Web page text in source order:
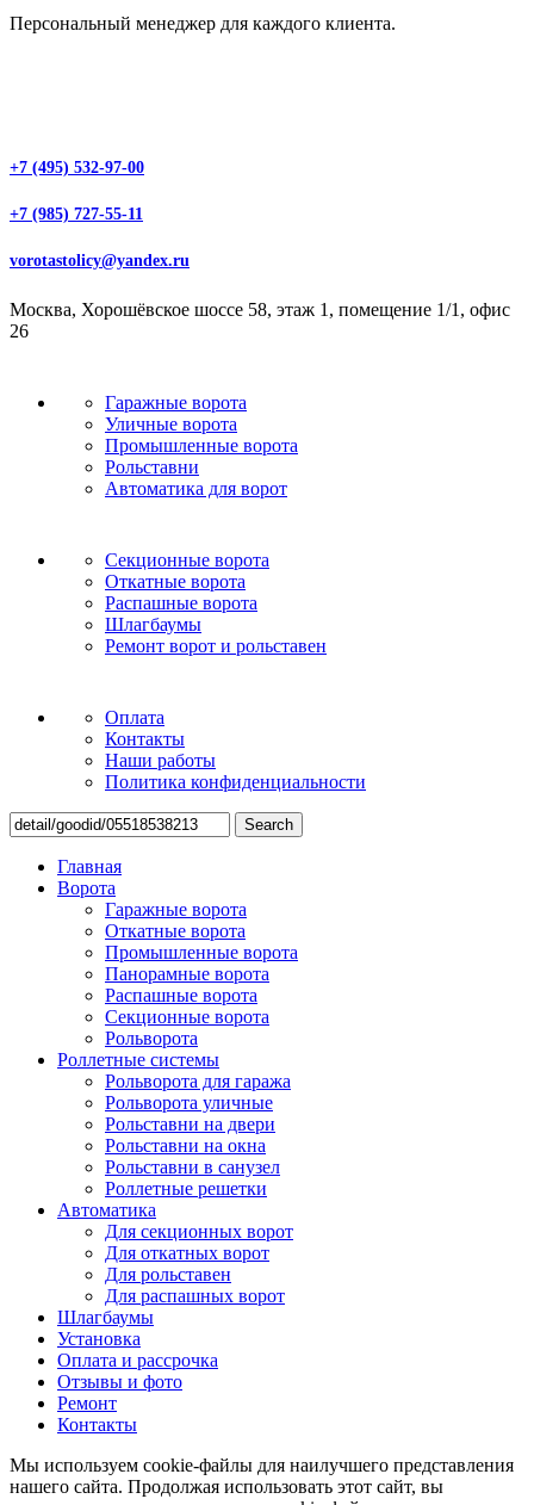
Персональный менеджер для каждого клиента.
+7 (495) 532-97-00
+7 (985) 727-55-11
vorotastolicy@yandex.ru
Москва, Хорошёвское шоссе 58, этаж 1, помещение 1/1, офис
26
Гаражные ворота
Уличные ворота
Промышленные ворота
Рольставни
Автоматика для ворот
Секционные ворота
Откатные ворота
Распашные ворота
Шлагбаумы
Ремонт ворот и рольставен
Оплата
Контакты
Наши работы
Политика конфиденциальности
Search
Главная
Ворота
Гаражные ворота
Откатные ворота
Промышленные ворота
Панорамные ворота
Распашные ворота
Секционные ворота
Рольворота
Роллетные системы
Рольворота для гаража
Рольворота уличные
Рольставни на двери
Рольставни на окна
Рольставни в санузел
Роллетные решетки
Автоматика
Для секционных ворот
Для откатных ворот
Для рольставен
Для распашных ворот
Шлагбаумы
Установка
Оплата и рассрочка
Отзывы и фото
Ремонт
Контакты
Мы используем cookie-файлы для наилучшего представления
нашего сайта. Продолжая использовать этот сайт, вы